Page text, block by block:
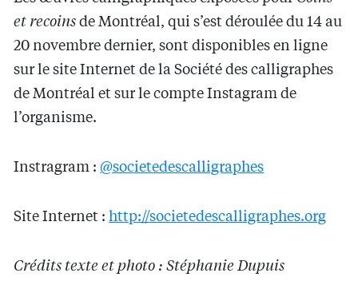
et recoins de Montréal, qui s’est déroulée du 14 au
20 novembre dernier, sont disponibles en ligne
sur le site Internet de la Société des calligraphes
de Montréal et sur le compte Instagram de
l’organisme.
Instragram : @societedescalligraphes
Site Internet :http://societedescalligraphes.org
Crédits texte et photo : Stéphanie Dupuis